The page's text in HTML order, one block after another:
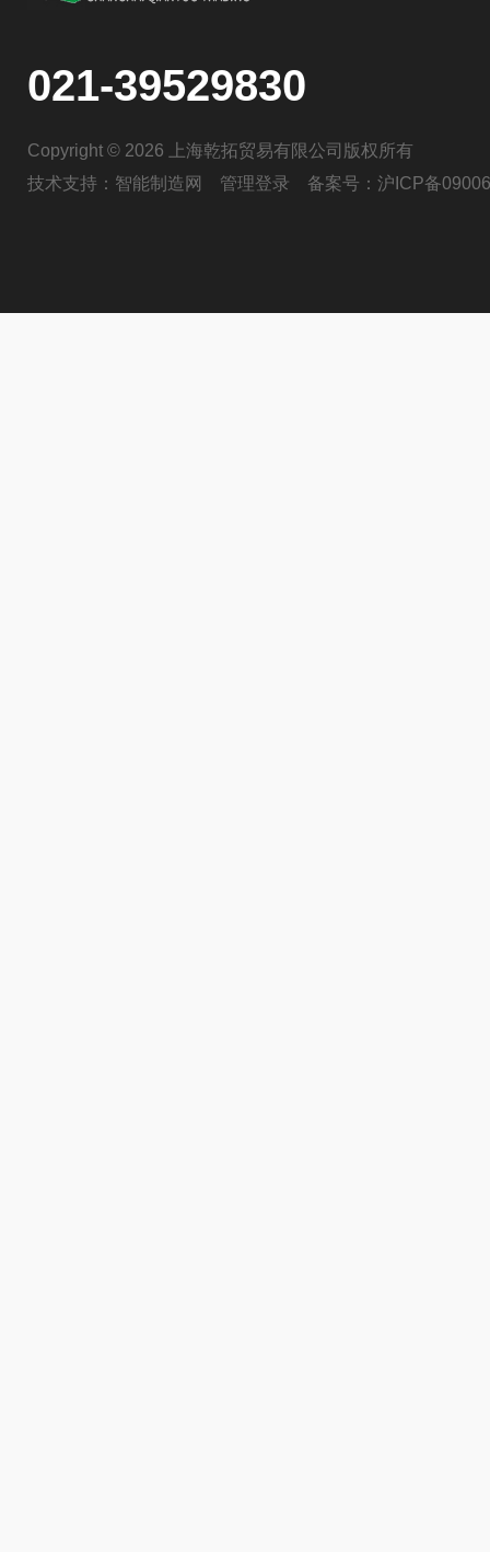
021-39529830
Copyright © 2026 上海乾拓贸易有限公司版权所有
技术支持： 智能制造网 管理登录 备案号： 沪ICP备